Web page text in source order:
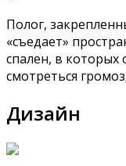
Полог,
«съедает»
спален, в которых
смотреться
Дизайн